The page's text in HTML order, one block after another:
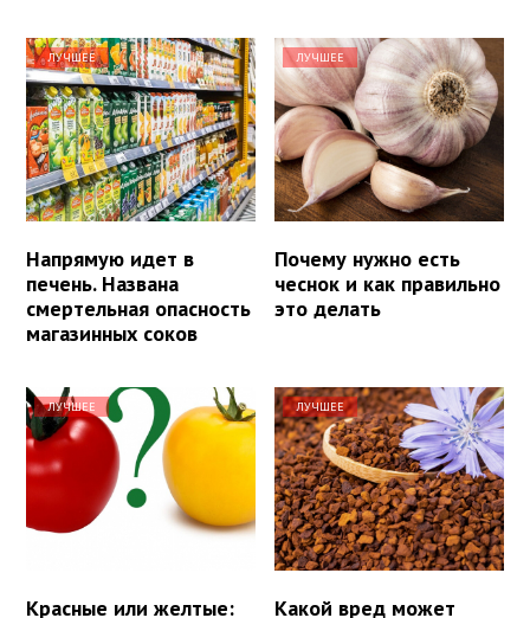
ЛУЧШЕЕ
Напрямую идет в
печень. Названа
смертельная опасность
магазинных соков
ЛУЧШЕЕ
Почему нужно есть
чеснок и как правильно
это делать
ЛУЧШЕЕ
Красные или желтые:
ЛУЧШЕЕ
Какой вред может